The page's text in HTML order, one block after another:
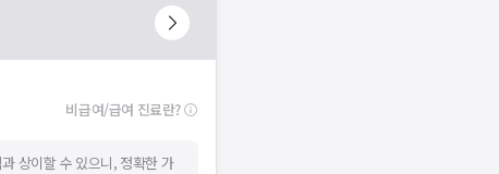
비급여/급여 진료란?
상이할 수 있으니, 정확한 가